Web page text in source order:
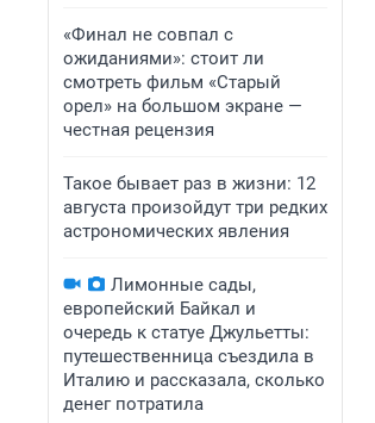
«Финал не совпал с
ожиданиями»: стоит ли
смотреть фильм «Старый
орел» на большом экране —
честная рецензия
Такое бывает раз в жизни: 12
августа произойдут три редких
астрономических явления
Лимонные сады,
европейский Байкал и
очередь к статуе Джульетты:
путешественница съездила в
Италию и рассказала, сколько
денег потратила